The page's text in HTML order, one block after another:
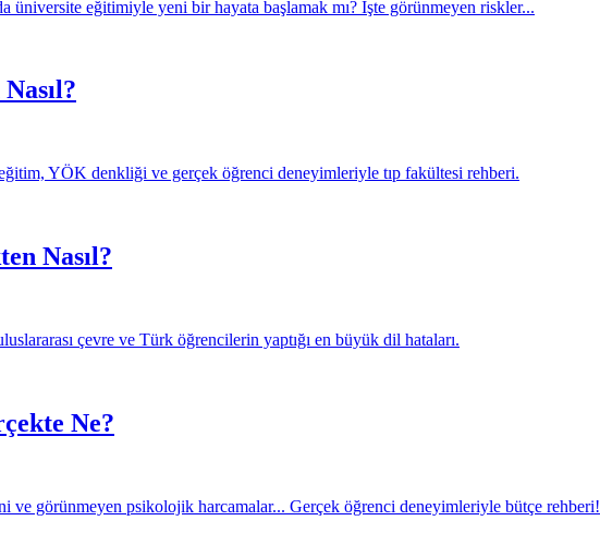
üniversite eğitimiyle yeni bir hayata başlamak mı? İşte görünmeyen riskler...
YÖK denkliği ve gerçek öğrenci deneyimleriyle tıp fakültesi rehberi.
Nasıl?
çevre ve Türk öğrencilerin yaptığı en büyük dil hataları.
Ne?
ve görünmeyen psikolojik harcamalar... Gerçek öğrenci deneyimleriyle bütçe rehberi!